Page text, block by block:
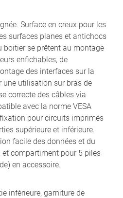
Surface en creux pour les
surfaces planes et antichocs
boitier se prêtent au montage
enfichables, de
des interfaces sur la
une utilisation sur bras de
correcte des câbles via
avec la norme VESA
pour circuits imprimés
supérieure et inférieure.
facile des données et du
compartiment pour 5 piles
en accessoire.
inférieure, garniture de